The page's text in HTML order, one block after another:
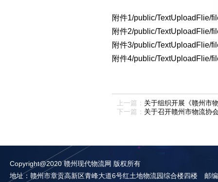
附件1/public/TextUploadFlie/
附件2/public/TextUploadFlie/
附件3/public/TextUploadFlie/
附件4/public/TextUploadFlie/
上一篇： 关于组织开展《赣州市
下一篇： 关于召开赣州市物流协
Copyright@2020 赣州现代物流网 版权所有
地址：赣州市章贡高新区青峰大道6号红土地物流园综合楼四楼 邮